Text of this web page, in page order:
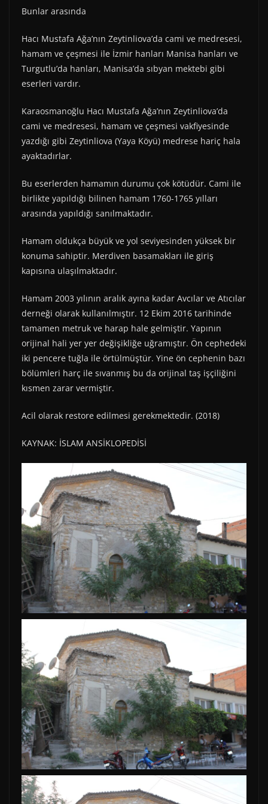
Bunlar arasında
Hacı Mustafa Ağa’nın Zeytinliova’da cami ve medresesi,
hamam ve çeşmesi ile İzmir hanları Manisa hanları ve
Turgutlu’da hanları, Manisa’da sıbyan mektebi gibi
eserleri vardır.
Karaosmanoğlu Hacı Mustafa Ağa’nın Zeytinliova’da
cami ve medresesi, hamam ve çeşmesi vakfiyesinde
yazdığı gibi Zeytinliova (Yaya Köyü) medrese hariç hala
ayaktadırlar.
Bu eserlerden hamamın durumu çok kötüdür. Cami ile
birlikte yapıldığı bilinen hamam 1760-1765 yılları
arasında yapıldığı sanılmaktadır.
Hamam oldukça büyük ve yol seviyesinden yüksek bir
konuma sahiptir. Merdiven basamakları ile giriş
kapısına ulaşılmaktadır.
Hamam 2003 yılının aralık ayına kadar Avcılar ve Atıcılar
derneği olarak kullanılmıştır. 12 Ekim 2016 tarihinde
tamamen metruk ve harap hale gelmiştir. Yapının
orijinal hali yer yer değişikliğe uğramıştır. Ön cephedeki
iki pencere tuğla ile örtülmüştür. Yine ön cephenin bazı
bölümleri harç ile sıvanmış bu da orijinal taş işçiliğini
kısmen zarar vermiştir.
Acil olarak restore edilmesi gerekmektedir. (2018)
KAYNAK: İSLAM ANSİKLOPEDİSİ